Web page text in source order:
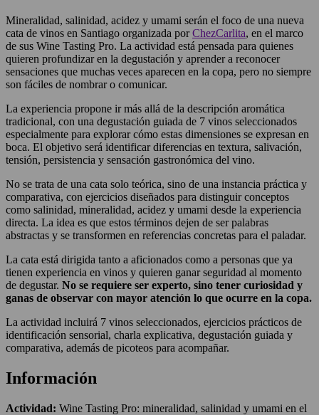
Mineralidad, salinidad, acidez y umami serán el foco de una nueva
cata de vinos en Santiago organizada porChezCarlita, en el marco
de sus Wine Tasting Pro. La actividad está pensada para quienes
quieren profundizar en la degustación y aprender a reconocer
sensaciones que muchas veces aparecen en la copa, pero no siempre
son fáciles de nombrar o comunicar.
La experiencia propone ir más allá de la descripción aromática
tradicional, con una degustación guiada de 7 vinos seleccionados
especialmente para explorar cómo estas dimensiones se expresan en
boca. El objetivo será identificar diferencias en textura, salivación,
tensión, persistencia y sensación gastronómica del vino.
No se trata de una cata solo teórica, sino de una instancia práctica y
comparativa, con ejercicios diseñados para distinguir conceptos
como salinidad, mineralidad, acidez y umami desde la experiencia
directa. La idea es que estos términos dejen de ser palabras
abstractas y se transformen en referencias concretas para el paladar.
La cata está dirigida tanto a aficionados como a personas que ya
tienen experiencia en vinos y quieren ganar seguridad al momento
de degustar. No se requiere ser experto, sino tener curiosidad y
ganas de observar con mayor atención lo que ocurre en la copa.
La actividad incluirá 7 vinos seleccionados, ejercicios prácticos de
identificación sensorial, charla explicativa, degustación guiada y
comparativa, además de picoteos para acompañar.
Información
Actividad: Wine Tasting Pro: mineralidad, salinidad y umami en el